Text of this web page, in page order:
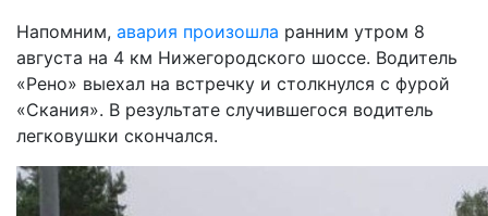
Напомним, авария произошла ранним утром 8
августа на 4 км Нижегородского шоссе. Водитель
«Рено» выехал на встречку и столкнулся с фурой
«Скания». В результате случившегося водитель
легковушки скончался.